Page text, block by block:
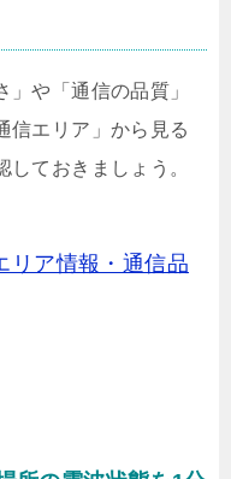
や「通信の品質」
信エリア」から見る
ておきましょう。
リア情報・通信品